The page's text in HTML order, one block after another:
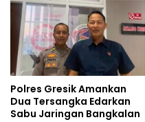
Polres Gresik Amankan
Dua Tersangka Edarkan
Sabu Jaringan Bangkalan